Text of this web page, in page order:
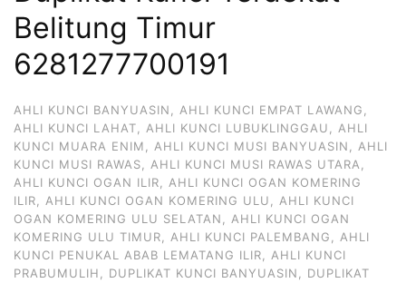
Belitung Timur
6281277700191
AHLI KUNCI BANYUASIN, AHLI KUNCI EMPAT LAWANG,
AHLI KUNCI LAHAT, AHLI KUNCI LUBUKLINGGAU, AHLI
KUNCI MUARA ENIM, AHLI KUNCI MUSI BANYUASIN, AHLI
KUNCI MUSI RAWAS, AHLI KUNCI MUSI RAWAS UTARA,
AHLI KUNCI OGAN ILIR, AHLI KUNCI OGAN KOMERING
ILIR, AHLI KUNCI OGAN KOMERING ULU, AHLI KUNCI
OGAN KOMERING ULU SELATAN, AHLI KUNCI OGAN
KOMERING ULU TIMUR, AHLI KUNCI PALEMBANG, AHLI
KUNCI PENUKAL ABAB LEMATANG ILIR, AHLI KUNCI
PRABUMULIH, DUPLIKAT KUNCI BANYUASIN, DUPLIKAT